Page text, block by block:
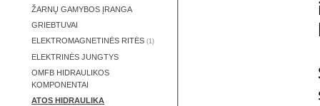
ŽARNŲ GAMYBOS ĮRANGA
GRIEBTUVAI
ELEKTROMAGNETINĖS RITĖS (1)
ELEKTRINĖS JUNGTYS
OMFB HIDRAULIKOS
KOMPONENTAI
ATOS HIDRAULIKA